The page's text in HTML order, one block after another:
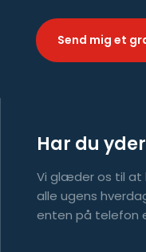
Har du
Vi glæder os til at
alle ugens
​enten på telefon